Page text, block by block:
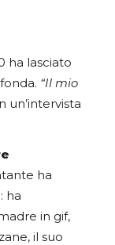
ha lasciato
“Il mio
un’intervista
ha
ha
in gif,
il suo